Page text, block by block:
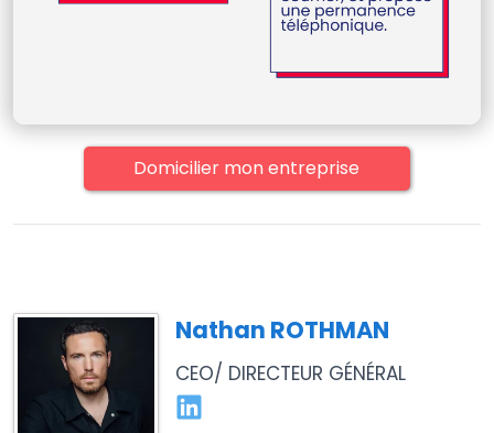
Domicilier mon entreprise
Nathan ROTHMAN
CEO/ DIRECTEUR GÉNÉRAL